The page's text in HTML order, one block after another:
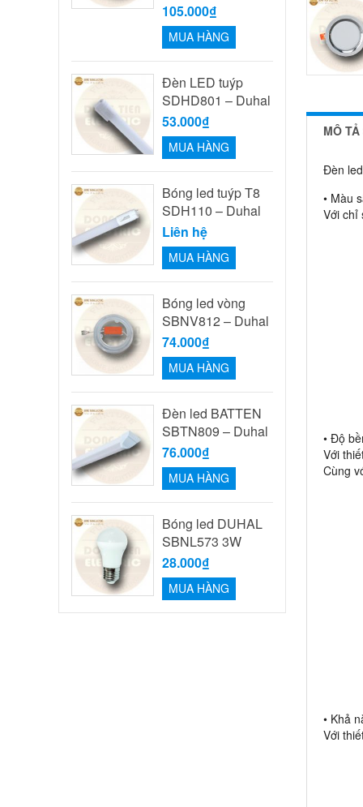
MÔ
Đèn
• Màu
Với chỉ
• Độ
Với
Cùng
• Khả
Với
105.000₫
MUA HÀNG
Đèn LED tuýp
SDHD801 – Duhal
53.000₫
MUA HÀNG
Bóng led tuýp T8
SDH110 – Duhal
Liên hệ
MUA HÀNG
Bóng led vòng
SBNV812 – Duhal
74.000₫
MUA HÀNG
Đèn led BATTEN
SBTN809 – Duhal
76.000₫
MUA HÀNG
Bóng led DUHAL
SBNL573 3W
28.000₫
MUA HÀNG